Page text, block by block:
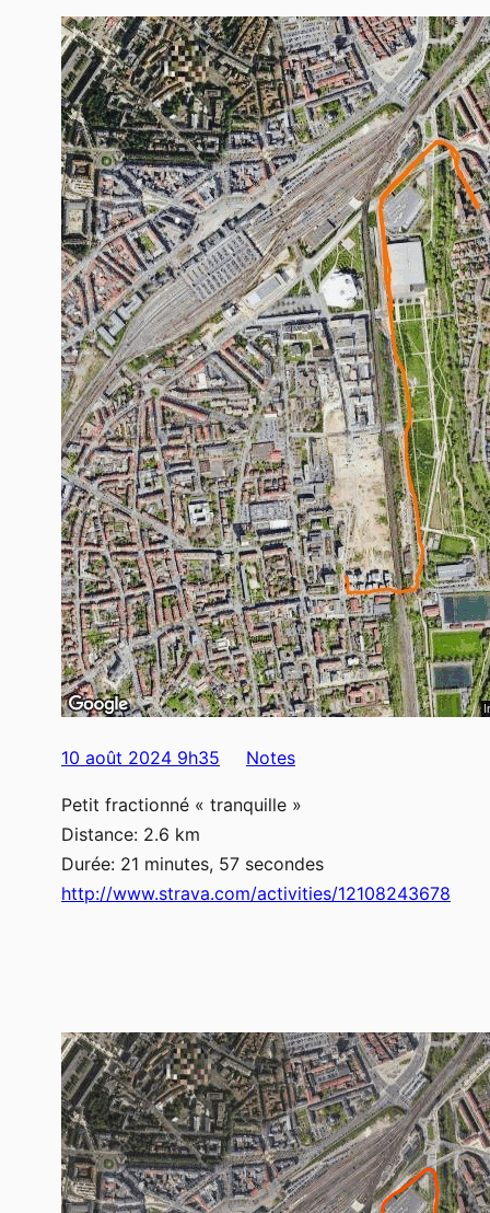
10 août 2024 9h35 Notes
Petit fractionné « tranquille »
Distance: 2.6 km
Durée: 21 minutes, 57 secondes
http://www.strava.com/activities/12108243678